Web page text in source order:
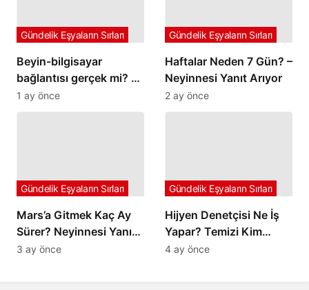
Beyin-bilgisayar
bağlantısı gerçek mi? –
Neyinnesi sorguluyor
Gündelik Eşyaların Sırları
1 ay önce
Haftalar Neden 7 Gün? –
Neyinnesi Yanıt Arıyor
Gündelik Eşyaların Sırları
2 ay önce
Mars’a Gitmek Kaç Ay
Sürer? Neyinnesi Yanıt
Arıyor
Gündelik Eşyaların Sırları
3 ay önce
Hijyen Denetçisi Ne İş
Yapar? Temizi Kim
Belirler?
Gündelik Eşyaların Sırları
4 ay önce